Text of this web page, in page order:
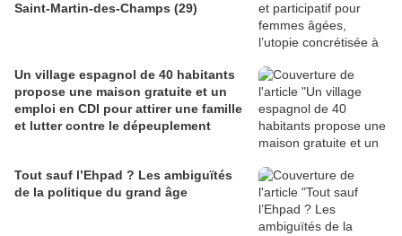
Saint-Martin-des-Champs (29)
Un village espagnol de 40 habitants
propose une maison gratuite et un
emploi en CDI pour attirer une famille
et lutter contre le dépeuplement
Tout sauf l’Ehpad ? Les ambiguïtés
de la politique du grand âge